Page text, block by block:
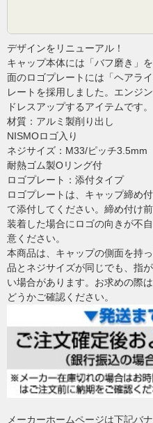
デザインをリニューアル！
キャップ本体には「バフ磨き」
面のロゴプレートには「ヘアラ
レートを採用しました。エンジ
ドレスアップするアイテムです。
材質：アルミ製削り出し
NISMOロゴ入り
ネジサイズ：M33/ピッチ3.5mm
耐熱ゴム製Oリング付
ロゴプレート：添付タイプ
ロゴプレートは、キャップ締め
て添付してください。締め付け
装着した場合にロゴの向きが不
意ください。
本商品は、キャップの側面を持
品とネジサイズが同じでも、指
い場合があります。お求めの際
どうかご確認ください。
メーカーホームページは下記バ